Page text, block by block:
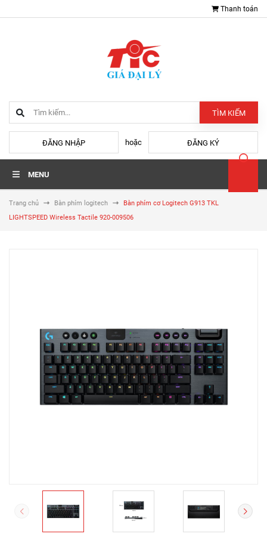
Thanh toán
TÌM KIẾM
ĐĂNG NHẬP hoặc ĐĂNG KÝ
MENU
Trang chủ Bàn phím logitech
Bàn phím cơ Logitech G913 TKL
LIGHTSPEED Wireless Tactile 920-009506